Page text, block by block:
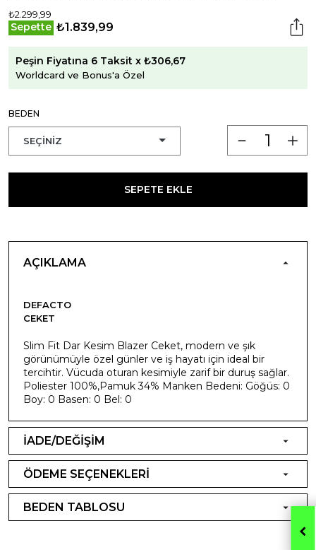
₺2.299,99
Sepette ₺1.839,99
Peşin Fiyatına 6 Taksit x ₺306,67
Worldcard ve Bonus'a Özel
BEDEN
SEPETE EKLE
AÇIKLAMA
DEFACTO
CEKET
Slim Fit Dar Kesim Blazer Ceket, modern ve şık
görünümüyle özel günler ve iş hayatı için ideal bir
tercihtir. Vücuda oturan kesimiyle zarif bir duruş sağlar.
Poliester 100%,Pamuk 34% Manken Bedeni: Göğüs: 0
Boy: 0 Basen: 0 Bel: 0
İADE/DEĞİŞİM
ÖDEME SEÇENEKLERİ
BEDEN TABLOSU